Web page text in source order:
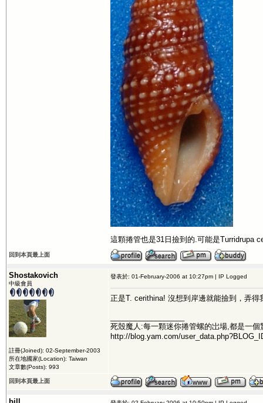
這顆捲管也是31日撿到的.可能是Turridrupa
回到本頁最上面
Shostakovich
中級會員
註冊(Joined): 02-September-2003
所在地國家(Location): Taiwan
文章數(Posts): 993
發表於: 01-February-2006 at 10:27pm | IP Logged
正是T. cerithina! 沒想到岸邊就能撿到，弄得
死殼魔人:每一顆迷你捲管螺的岀場,都是一個
http://blog.yam.com/
回到本頁最上面